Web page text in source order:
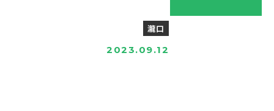
瀧口
2023.09.12